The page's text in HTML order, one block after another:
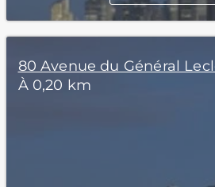
80 Avenue du Général
À 0,20 km